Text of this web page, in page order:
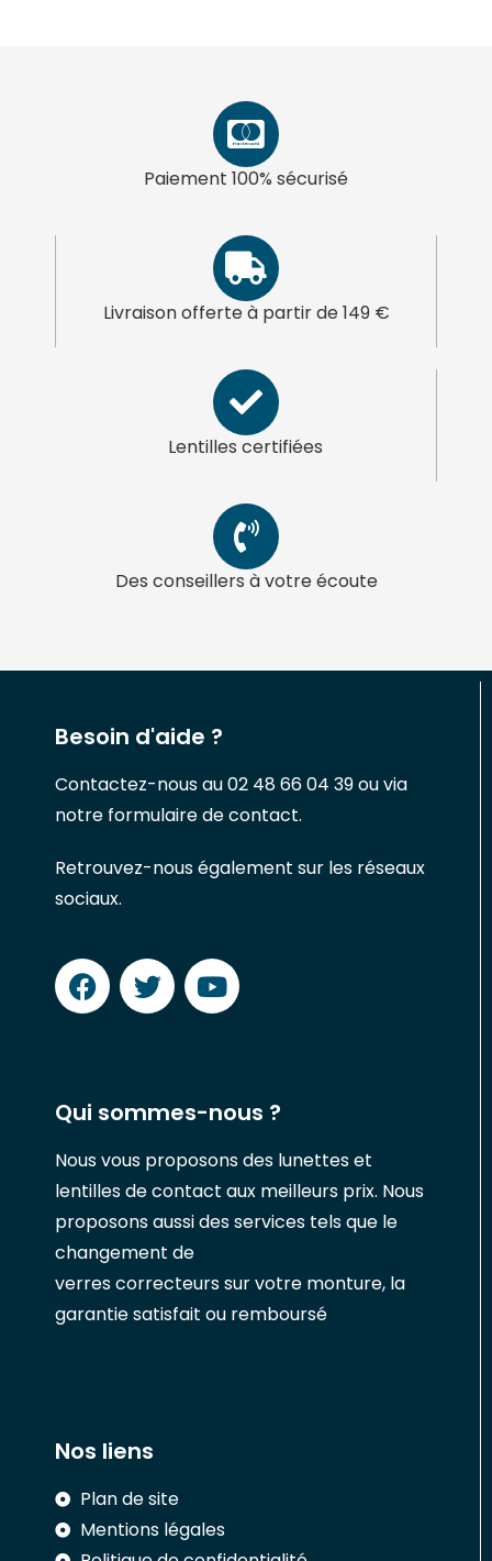
Paiement 100% sécurisé
Livraison offerte à partir de 149 €
Lentilles certifiées
Des conseillers à votre écoute
Besoin d'aide ?
Contactez-nous au 02 48 66 04 39 ou via
notre formulaire de contact.
Retrouvez-nous également sur les réseaux
sociaux.
Qui sommes-nous ?
Nous vous proposons des lunettes et
lentilles de contact aux meilleurs prix. Nous
proposons aussi des services tels que le
changement de
verres correcteurs sur votre monture, la
garantie satisfait ou remboursé
Nos liens
Plan de site
Mentions légales